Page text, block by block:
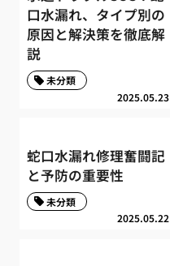
口水漏れ、タイプ別の
原因と解決策を徹底解
説
2025.05.23
未分類
蛇口水漏れ修理奮闘記
と予防の重要性
2025.05.22
未分類